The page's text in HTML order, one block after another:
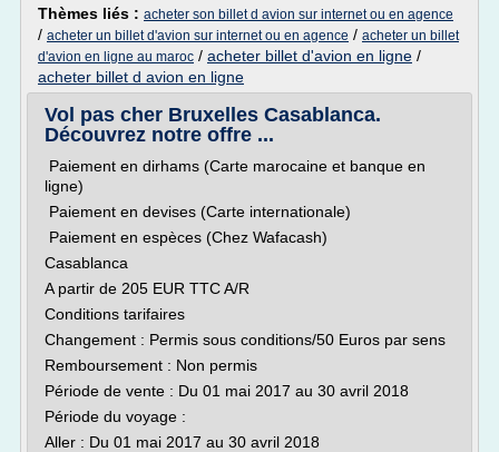
Thèmes liés : acheter son billet d avion sur internet ou en agence
/ acheter un billet d'avion sur internet ou en agence / acheter un billet
d'avion en ligne au maroc / acheter billet d'avion en ligne /
acheter billet d avion en ligne
Vol pas cher Bruxelles Casablanca.
Découvrez notre offre ...
Paiement en dirhams (Carte marocaine et banque en
ligne)
Paiement en devises (Carte internationale)
Paiement en espèces (Chez Wafacash)
Casablanca
A partir de 205 EUR TTC A/R
Conditions tarifaires
Changement : Permis sous conditions/50 Euros par sens
Remboursement : Non permis
Période de vente : Du 01 mai 2017 au 30 avril 2018
Période du voyage :
Aller : Du 01 mai 2017 au 30 avril 2018